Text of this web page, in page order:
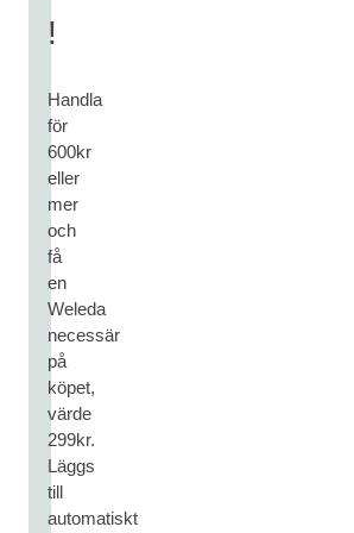
!
Handla
för
600kr
eller
mer
och
få
en
Weleda
necessär
på
köpet,
värde
299kr.
Läggs
till
automatiskt